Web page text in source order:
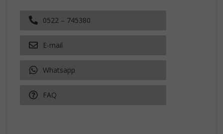
0522 – 745380
E-mail
Whatsapp
FAQ